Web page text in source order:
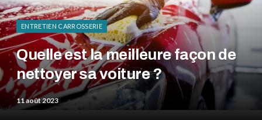
ENTRETIEN CARROSSERIE
Quelle est la meilleure façon de
nettoyer sa voiture ?
11 août 2023